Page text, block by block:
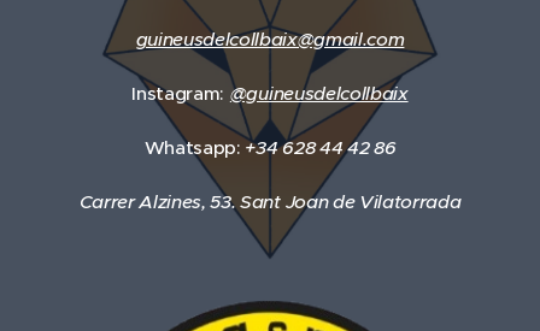
guineusdelcollbaix@gmail.com
Instagram: @guineusdelcollbaix
Whatsapp: +34 628 44 42 86
Carrer Alzines, 53. Sant Joan de Vilatorrada